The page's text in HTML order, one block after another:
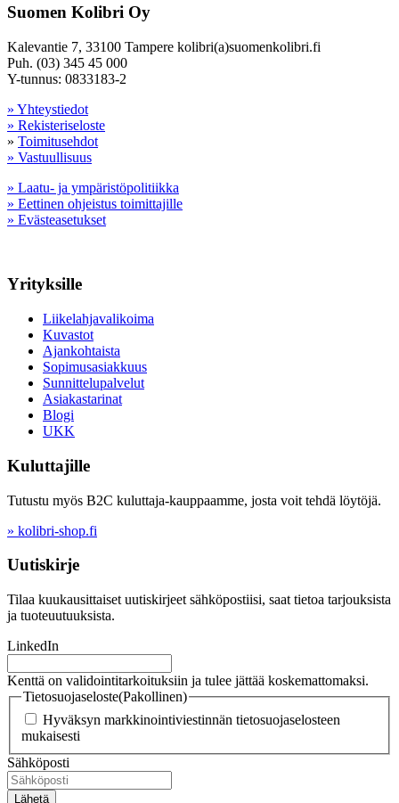
Suomen Kolibri Oy
Kalevantie 7, 33100 Tampere kolibri(a)suomenkolibri.fi
Puh. (03) 345 45 000
Y-tunnus: 0833183-2
» Yhteystiedot
» Rekisteriseloste
» Toimitusehdot
» Vastuullisuus
» Laatu- ja ympäristöpolitiikka
» Eettinen ohjeistus toimittajille
» Evästeasetukset
Yrityksille
Liikelahjavalikoima
Kuvastot
Ajankohtaista
Sopimusasiakkuus
Sunnittelupalvelut
Asiakastarinat
Blogi
UKK
Kuluttajille
Tutustu myös B2C kuluttaja-kauppaamme, josta voit tehdä löytöjä.
» kolibri-shop.fi
Uutiskirje
Tilaa kuukausittaiset uutiskirjeet sähköpostiisi, saat tietoa tarjouksista
ja tuoteuutuuksista.
LinkedIn
Kenttä on validointitarkoituksiin ja tulee jättää koskemattomaksi.
Tietosuojaseloste(Pakollinen)
Hyväksyn markkinointiviestinnän tietosuojaselosteen
mukaisesti
Sähköposti